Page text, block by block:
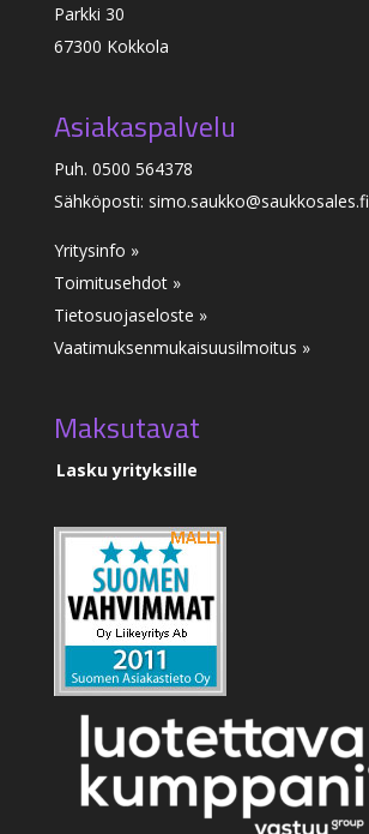
Parkki 30
67300 Kokkola
Asiakaspalvelu
Puh. 0500 564378
Sähköposti: simo.saukko@saukkosales.fi
Yritysinfo »
Toimitusehdot »
Tietosuojaseloste »
Vaatimuksenmukaisuusilmoitus »
Maksutavat
Lasku yrityksille